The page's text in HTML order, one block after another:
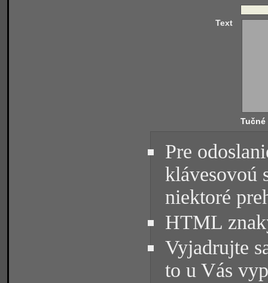
Text
Tučné
Pre
klávesovoú
niektoré
HTML
Vyjadrujte
to u Vás